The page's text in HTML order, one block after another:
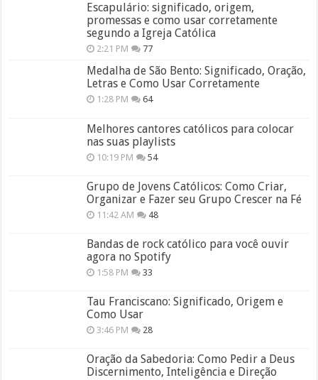
Escapulário: significado, origem,
promessas e como usar corretamente
segundo a Igreja Católica
2:21 PM 77
Medalha de São Bento: Significado, Oração,
Letras e Como Usar Corretamente
1:28 PM 64
Melhores cantores católicos para colocar
nas suas playlists
10:19 PM 54
Grupo de Jovens Católicos: Como Criar,
Organizar e Fazer seu Grupo Crescer na Fé
11:42 AM 48
Bandas de rock católico para você ouvir
agora no Spotify
1:58 PM 33
Tau Franciscano: Significado, Origem e
Como Usar
3:46 PM 28
Oração da Sabedoria: Como Pedir a Deus
Discernimento, Inteligência e Direção